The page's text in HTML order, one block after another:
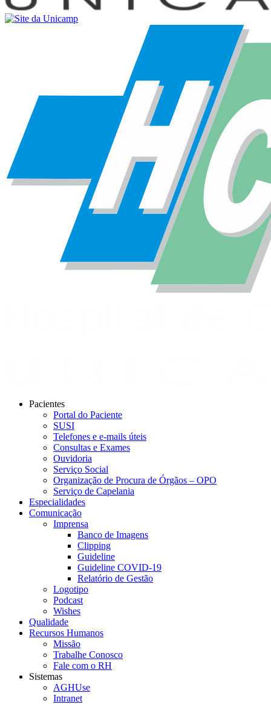
Pacientes
Portal do Paciente
SUSI
Telefones e e-mails úteis
Consultas e Exames
Ouvidoria
Serviço Social
Organização de Procura de Órgãos – OPO
Serviço de Capelania
Especialidades
Comunicação
Imprensa
Banco de Imagens
Clipping
Guideline
Guideline COVID-19
Relatório de Gestão
Logotipo
Podcast
Wishes
Qualidade
Recursos Humanos
Missão
Trabalhe Conosco
Fale com o RH
Sistemas
AGHUse
Intranet